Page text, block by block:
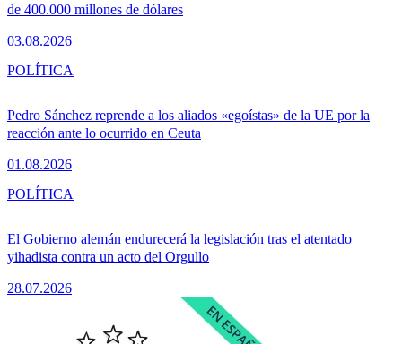
de 400.000 millones de dólares
03.08.2026
Pedro Sánchez reprende a los aliados «egoístas» de la UE por la
reacción ante lo ocurrido en Ceuta
01.08.2026
POLÍTICA
El Gobierno alemán endurecerá la legislación tras el atentado
yihadista contra un acto del Orgullo
28.07.2026
POLÍTICA